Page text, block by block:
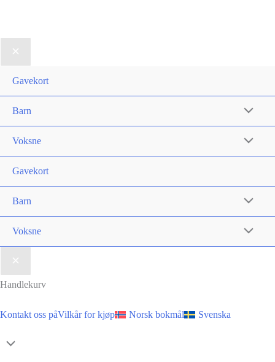
Gavekort
Barn
Voksne
Gavekort
Barn
Voksne
Handlekurv
Kontakt oss påVilkår for kjøp Norsk bokmål Svenska
Skroll